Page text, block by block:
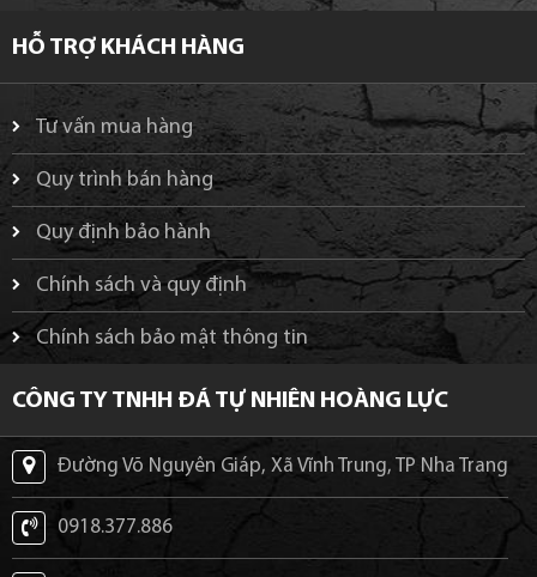
HỖ TRỢ KHÁCH HÀNG
Tư vấn mua hàng
Quy trình bán hàng
Quy định bảo hành
Chính sách và quy định
Chính sách bảo mật thông tin
CÔNG TY TNHH ĐÁ TỰ NHIÊN HOÀNG LỰC
Đường Võ Nguyên Giáp, Xã Vĩnh Trung, TP Nha Trang
0918.377.886